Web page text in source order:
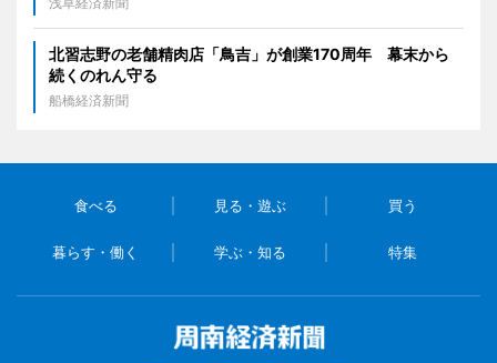
北習志野の老舗精肉店「鳥吉」が創業170周年 幕末から
続くのれん守る
船橋経済新聞
食べる 見る・遊ぶ 買う
暮らす・働く 学ぶ・知る 特集